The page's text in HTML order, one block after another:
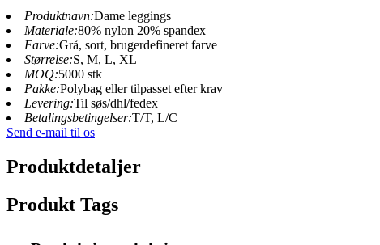
Produktnavn:Dame leggings
Materiale:80% nylon 20% spandex
Farve:Grå, sort, brugerdefineret farve
Størrelse:S, M, L, XL
MOQ:5000 stk
Pakke:Polybag eller tilpasset efter krav
Levering:Til søs/dhl/fedex
Betalingsbetingelser:T/T, L/C
Send e-mail til os
Produktdetaljer
Produkt Tags